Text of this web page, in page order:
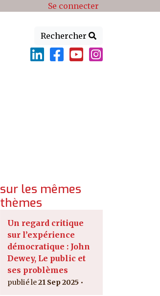
Se connecter
Rechercher
sur les mêmes
thèmes
Un regard critique
sur l’expérience
démocratique : John
Dewey, Le public et
ses problèmes
21 Sep 2025